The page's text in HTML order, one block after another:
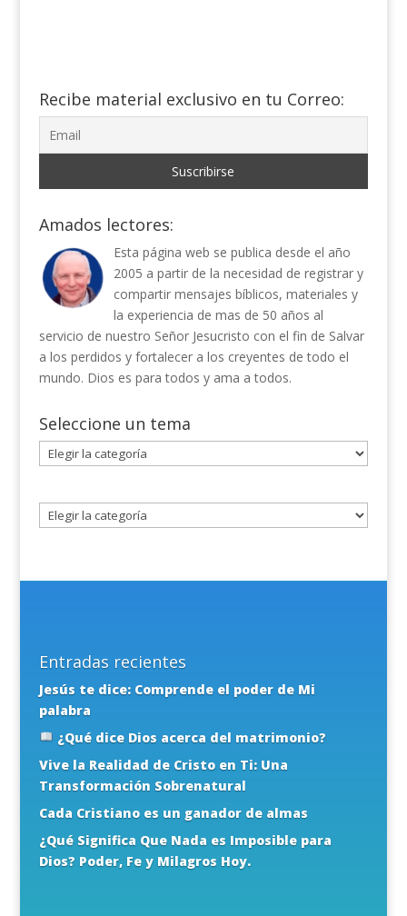
Recibe material exclusivo en tu Correo:
Amados lectores:
Esta página web se publica desde el año
2005 a partir de la necesidad de registrar y
compartir mensajes bíblicos, materiales y
la experiencia de mas de 50 años al
servicio de nuestro Señor Jesucristo con el fin de Salvar
a los perdidos y fortalecer a los creyentes de todo el
mundo. Dios es para todos y ama a todos.
Seleccione un tema
Seleccione
un
Entradas recientes
Jesús te dice: Comprende el poder de Mi
palabra
¿Qué dice Dios acerca del matrimonio?
Vive la Realidad de Cristo en Ti: Una
Transformación Sobrenatural
Cada Cristiano es un ganador de almas
¿Qué Significa Que Nada es Imposible para
Dios? Poder, Fe y Milagros Hoy.